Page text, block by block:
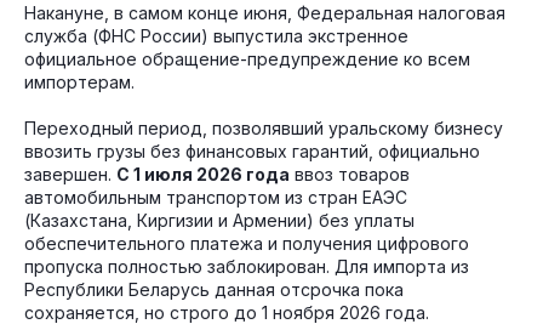
Накануне, в самом конце июня, Федеральная налоговая
служба (ФНС России) выпустила экстренное
официальное обращение-предупреждение ко всем
импортерам.
Переходный период, позволявший уральскому бизнесу
ввозить грузы без финансовых гарантий, официально
завершен. С 1 июля 2026 года ввоз товаров
автомобильным транспортом из стран ЕАЭС
(Казахстана, Киргизии и Армении) без уплаты
обеспечительного платежа и получения цифрового
пропуска полностью заблокирован. Для импорта из
Республики Беларусь данная отсрочка пока
сохраняется, но строго до 1 ноября 2026 года.